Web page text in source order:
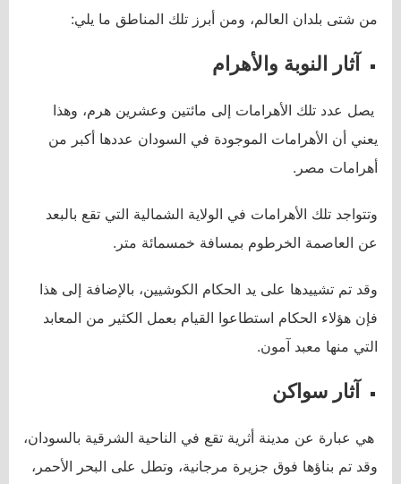
من شتى بلدان العالم، ومن أبرز تلك المناطق ما يلي:
آثار النوبة والأهرام
يصل عدد تلك الأهرامات إلى مائتين وعشرين هرم، وهذا
يعني أن الأهرامات الموجودة في السودان عددها أكبر من
أهرامات مصر.
وتتواجد تلك الأهرامات في الولاية الشمالية التي تقع بالبعد
عن العاصمة الخرطوم بمسافة خمسمائة متر.
وقد تم تشييدها على يد الحكام الكوشيين، بالإضافة إلى هذا
فإن هؤلاء الحكام استطاعوا القيام بعمل الكثير من المعابد
التي منها معبد آمون.
آثار سواكن
هي عبارة عن مدينة أثرية تقع في الناحية الشرقية بالسودان،
وقد تم بناؤها فوق جزيرة مرجانية، وتطل على البحر الأحمر،